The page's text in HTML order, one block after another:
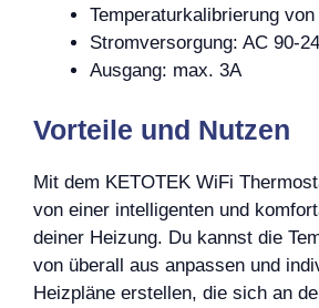
Temperaturkalibrierung
Stromversorgung: AC 90-
Ausgang: max. 3A
Vorteile und Nutzen
Mit dem KETOTEK WiFi
von einer intelligenten und
deiner Heizung. Du kannst die
von überall aus anpassen und
Heizpläne erstellen, die sich an